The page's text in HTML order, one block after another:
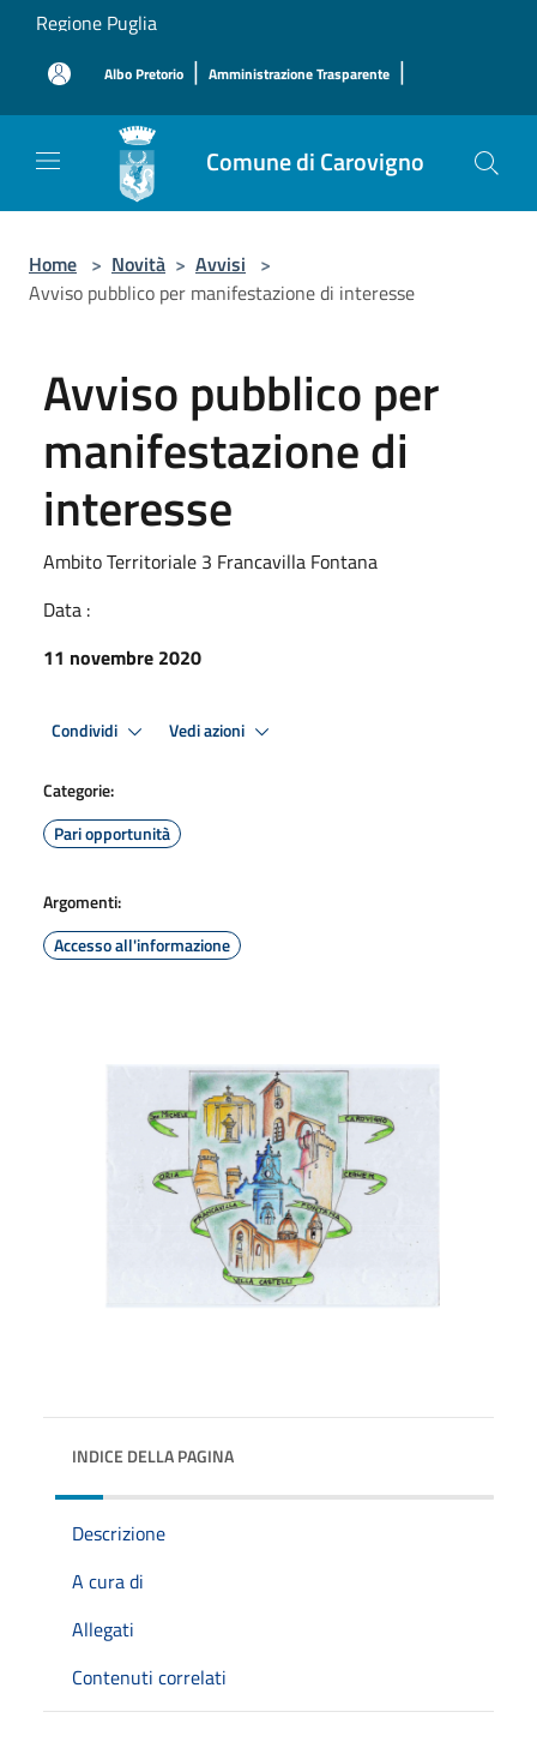
Salta al contenuto principale
Regione Puglia
Albo Pretorio | Amministrazione Trasparente |
Comune di Carovigno
Home > Novità > Avvisi >
Avviso pubblico per manifestazione di interesse
Avviso pubblico per
manifestazione di
interesse
Ambito Territoriale 3 Francavilla Fontana
Data :
11 novembre 2020
Condividi Vedi azioni
Categorie:
Pari opportunità
Argomenti:
Accesso all'informazione
INDICE DELLA PAGINA
Descrizione
A cura di
Allegati
Contenuti correlati